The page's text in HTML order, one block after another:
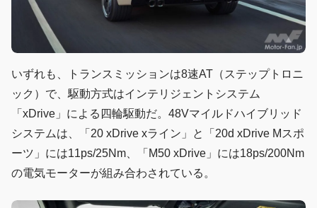
いずれも、トランスミッションは8速AT（ステップトロニ
ック）で、駆動方式はインテリジェントシステム
「xDrive」による四輪駆動だ。48Vマイルドハイブリッド
システムは、「20 xDrive xライン」と「20d xDrive Mスポ
ーツ」には11ps/25Nm、「M50 xDrive」には18ps/200Nm
の電気モーターが組み合わされている。